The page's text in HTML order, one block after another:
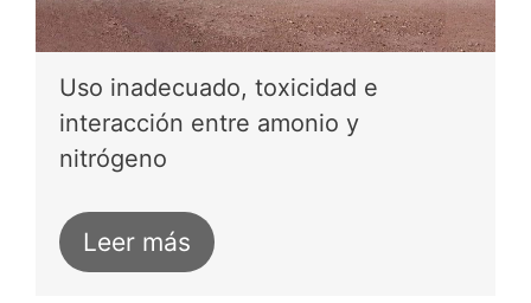
Uso inadecuado, toxicidad e
interacción entre amonio y
nitrógeno
Leer más